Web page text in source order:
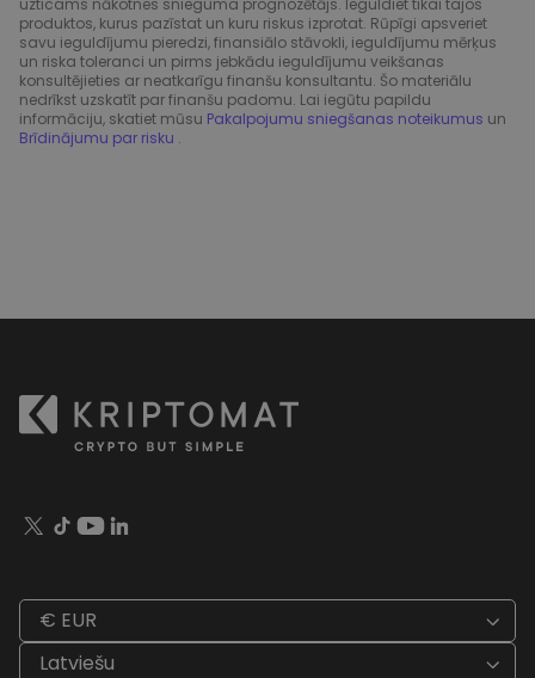
uzticams nākotnes snieguma prognozētājs. Ieguldiet tikai tajos
produktos, kurus pazīstat un kuru riskus izprotat. Rūpīgi apsveriet
savu ieguldījumu pieredzi, finansiālo stāvokli, ieguldījumu mērķus
un riska toleranci un pirms jebkādu ieguldījumu veikšanas
konsultējieties ar neatkarīgu finanšu konsultantu. Šo materiālu
nedrīkst uzskatīt par finanšu padomu. Lai iegūtu papildu
informāciju, skatiet mūsu Pakalpojumu sniegšanas noteikumus un
Brīdinājumu par risku .
€ EUR
Latviešu